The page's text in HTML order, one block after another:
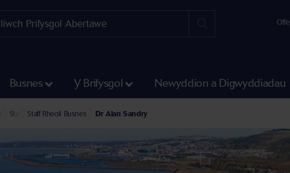
Busnes Y Brifysgol Newyddion a Digwyddiadau
yng Nghyfadran y Dyniaethau a’r Gwyddorau Cymdeithasol
Staff yr Ysgol Reolaeth
Staff Rheoli Busnes Dr Alan Sandry